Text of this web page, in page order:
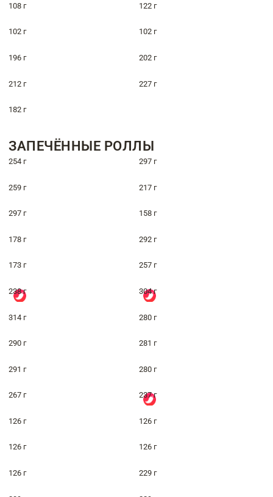
108 г 122 г
102 г 102 г
196 г 202 г
212 г 227 г
182 г
ЗАПЕЧЁННЫЕ РОЛЛЫ
254 г 297 г
259 г 217 г
297 г 158 г
178 г 292 г
173 г 257 г
238 г 304 г
314 г 280 г
290 г 281 г
291 г 280 г
267 г 237 г
126 г 126 г
126 г 126 г
126 г 229 г